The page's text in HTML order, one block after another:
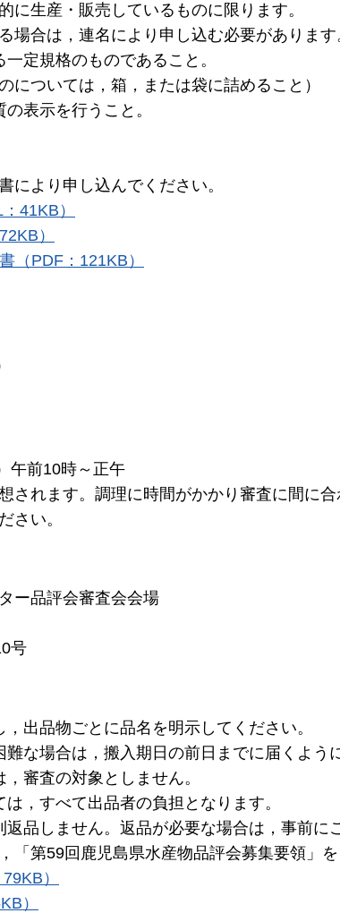
に生産・販売しているものに限ります。
合は，連名により申し込む必要があります
定規格のものであること。
ついては，箱，または袋に詰めること）
表示を行うこと。
により申し込んでください。
41KB）
）
（PDF：121KB）
午前10時～正午
されます。調理に時間がかかり審査に間に
さい。
ー品評会審査会会場
号
出品物ごとに品名を明示してください。
な場合は，搬入期日の前日までに届くよう
審査の対象としません。
，すべて出品者の負担となります。
品しません。返品が必要な場合は，事前に
「第59回鹿児島県水産物品評会募集要領」を
）
）